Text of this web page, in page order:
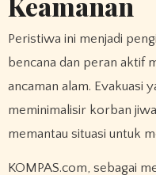
Peristiwa ini menjadi
bencana dan peran aktif
ancaman alam. Evakuasi
meminimalisir korban
memantau situasi untuk
KOMPAS.com, sebagai